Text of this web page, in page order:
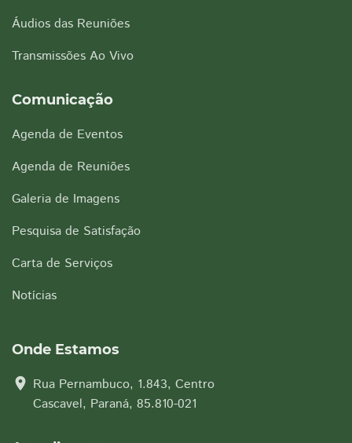
Áudios das Reuniões
Transmissões Ao Vivo
Comunicação
Agenda de Eventos
Agenda de Reuniões
Galeria de Imagens
Pesquisa de Satisfação
Carta de Serviços
Notícias
Onde Estamos
location_on Rua Pernambuco, 1.843, Centro
Cascavel, Paraná, 85.810-021